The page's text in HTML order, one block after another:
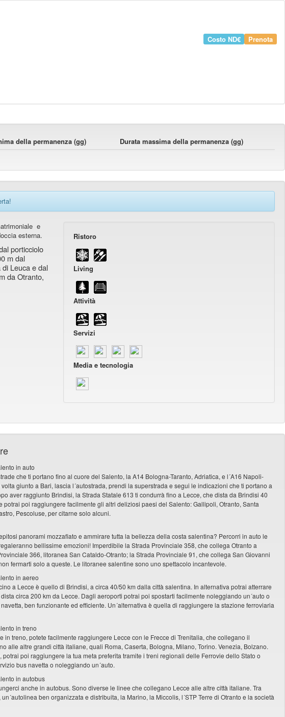
Prenota
Costo ND€
della permanenza (gg) Durata massima della permanenza (gg)
e
esterna.
porticciolo
m dal
Leuca e dal
da Otranto,
Ristoro
Living
Attività
Servizi
Media e tecnologia
in auto
che ti portano fino al cuore del Salento, la A14 Bologna-Taranto, Adriatica, e l´A16 Napoli-
giunto a Bari, lascia l´autostrada, prendi la superstrada e segui le indicazioni che ti portano a
aver raggiunto Brindisi, la Strada Statale 613 ti condurrà fino a Lecce, che dista da Brindisi 40
potrai poi raggiungere facilmente gli altri deliziosi paesi del Salento: Gallipoli, Otranto, Santa
Pescoluse, per citarne solo alcuni.
panorami mozzafiato e ammirare tutta la bellezza della costa salentina? Percorri in auto le
bellissime emozioni! Imperdibile la Strada Provinciale 358, che collega Otranto a
366, litoranea San Cataldo-Otranto; la Strada Provinciale 91, che collega San Giovanni
fermarti solo a queste. Le litoranee salentine sono uno spettacolo incantevole.
in aereo
a Lecce è quello di Brindisi, a circa 40/50 km dalla città salentina. In alternativa potrai atterrare
circa 200 km da Lecce. Dagli aeroporti potrai poi spostarti facilmente noleggiando un´auto o
ben funzionante ed efficiente. Un´alternativa è quella di raggiungere la stazione ferroviaria
in treno
in treno, potete facilmente raggiungere Lecce con le Frecce di Trenitalia, che collegano il
alle altre grandi città italiane, quali Roma, Caserta, Bologna, Milano, Torino. Venezia, Bolzano.
potrai poi raggiungere la tua meta preferita tramite i treni regionali delle Ferrovie dello Stato o
bus navetta o noleggiando un´auto.
in autobus
anche in autobus. Sono diverse le linee che collegano Lecce alle altre città italiane. Tra
ben organizzata e distribuita, la Marino, la Miccolis, l´STP Terre di Otranto e la società